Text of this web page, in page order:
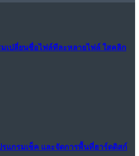
มเปลี่ยนชื่อไฟล์ทีละหลายไฟล์ ใสคลิก
ปรแกรมเช็ค และจัดการพื้นที่ฮาร์ดดิสก์